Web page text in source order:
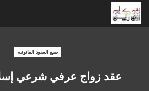
صيغ العقود القانونيه
عقد زواج عرفي شرعي